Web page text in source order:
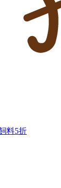
料5折